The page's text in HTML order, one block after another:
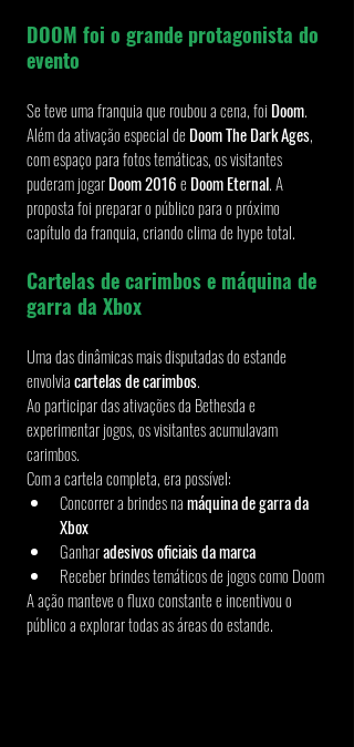
DOOM foi o grande protagonista do
evento
Se teve uma franquia que roubou a cena, foi Doom.
Além da ativação especial de Doom The Dark Ages,
com espaço para fotos temáticas, os visitantes
puderam jogar Doom 2016 e Doom Eternal. A
proposta foi preparar o público para o próximo
capítulo da franquia, criando clima de hype total.
Cartelas de carimbos e máquina de
garra da Xbox
Uma das dinâmicas mais disputadas do estande
envolvia cartelas de carimbos.
Ao participar das ativações da Bethesda e
experimentar jogos, os visitantes acumulavam
carimbos.
Com a cartela completa, era possível:
Concorrer a brindes na máquina de garra da
Xbox
Ganhar adesivos oficiais da marca
Receber brindes temáticos de jogos como Doom
A ação manteve o fluxo constante e incentivou o
público a explorar todas as áreas do estande.